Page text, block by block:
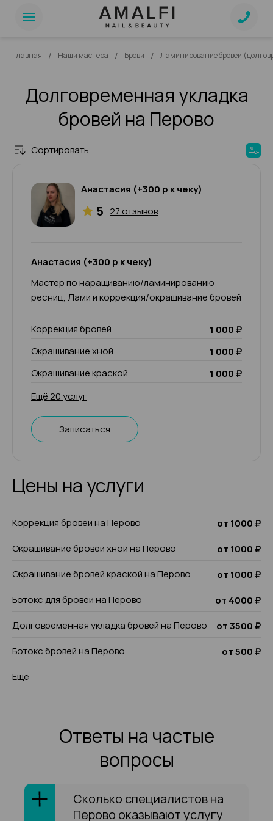
Главная / Наши мастера / Брови / Ламинирование бровей
Долговременная укладка
бровей на Перово
Сортировать
Анастасия (+300 р к чеку)
5 27 отзывов
Анастасия (+300 р к чеку)
Мастер по наращиванию/ламинированию
ресниц, Лами и коррекция/окрашивание бровей
Коррекция бровей
1 000 ₽
Окрашивание хной
1 000 ₽
Окрашивание краской
1 000 ₽
Ещё 20 услуг
Записаться
Цены на услуги
Коррекция бровей на Перово
от 1000 ₽
Окрашивание бровей хной на Перово
от 1000 ₽
Окрашивание бровей краской на Перово
от 1000 ₽
Ботокс для бровей на Перово
от 4000 ₽
Долговременная укладка бровей на Перово
от 3500 ₽
Ботокс бровей на Перово
от 500 ₽
Ещё
Ответы на частые
вопросы
Сколько специалистов на
Перово оказывают услугу